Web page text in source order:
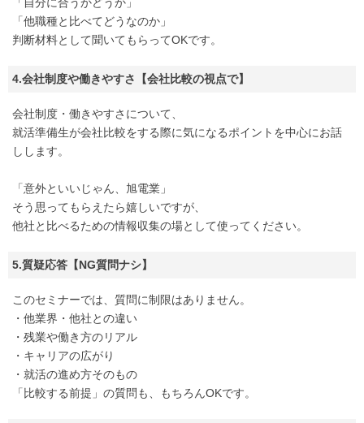
「自分に合うかどうか」
「他職種と比べてどうなのか」
判断材料として聞いてもらってOKです。
4.会社制度や働きやすさ【会社比較の視点で】
会社制度・働きやすさについて、
就活準備生が会社比較をする際に気になるポイントを中心にお話
しします。
「意外といいじゃん、旭電業」
そう思ってもらえたら嬉しいですが、
他社と比べるための情報収集の場として使ってください。
5.質疑応答【NG質問ナシ】
このセミナーでは、質問に制限はありません。
・他業界・他社との違い
・残業や働き方のリアル
・キャリアの広がり
・就活の進め方そのもの
「比較する前提」の質問も、もちろんOKです。